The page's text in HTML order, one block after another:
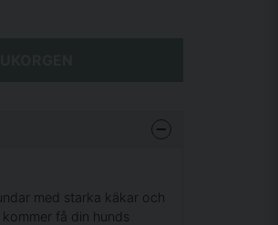
med starka käkar och
få din hunds